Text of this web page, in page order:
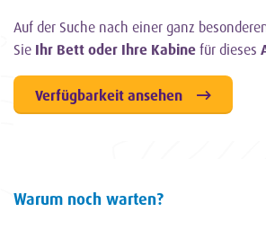
Auf der Suche nach einer ganz
Sie Ihr Bett oder Ihre Kabine für dieses
Verfügbarkeit ansehen
Warum noch warten?